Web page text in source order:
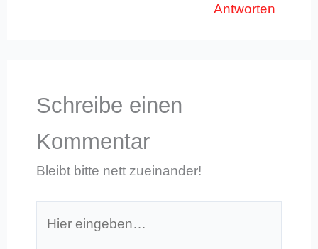
Antworten
Schreibe einen
Kommentar
Bleibt bitte nett zueinander!
eingeben…